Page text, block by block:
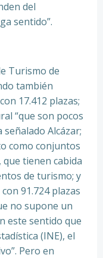
del
sentido”.
Turismo de
también
17.412 plazas;
“que son pocos
Alcázar;
como conjuntos
tienen cabida
de turismo; y
91.724 plazas
no supone un
este sentido que
(INE), el
Pero en